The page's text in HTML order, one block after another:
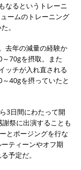
なるというトレーニ
ームのトレーニング
。
去年の減量の経験か
70gを摂取。また
ッチが入れ直される
40gを摂っていたと
3日間にわたって開
祭に出演することも
とポージングを行な
ティーンやオフ期
予定だ。